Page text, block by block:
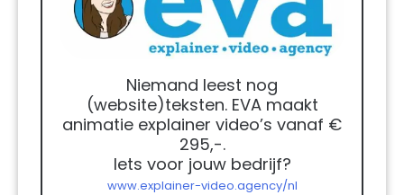
Niemand leest nog
(website)teksten. EVA maakt
animatie explainer video’s vanaf €
295,-.
Iets voor jouw bedrijf?
www.explainer-video.agency/nl